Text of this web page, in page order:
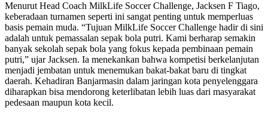
Menurut Head Coach MilkLife Soccer Challenge, Jacksen F Tiago,
keberadaan turnamen seperti ini sangat penting untuk memperluas
basis pemain muda. “Tujuan MilkLife Soccer Challenge hadir di sini
adalah untuk pemassalan sepak bola putri. Kami berharap semakin
banyak sekolah sepak bola yang fokus kepada pembinaan pemain
putri,” ujar Jacksen. Ia menekankan bahwa kompetisi berkelanjutan
menjadi jembatan untuk menemukan bakat-bakat baru di tingkat
daerah. Kehadiran Banjarmasin dalam jaringan kota penyelenggara
diharapkan bisa mendorong keterlibatan lebih luas dari masyarakat
pedesaan maupun kota kecil.